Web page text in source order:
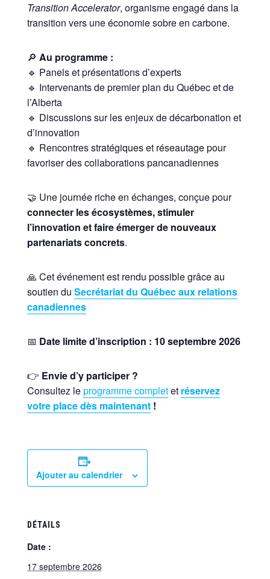
Transition Accelerator, organisme engagé dans la
transition vers une économie sobre en carbone.
🔎 Au programme :
🔹 Panels et présentations d’experts
🔹 Intervenants de premier plan du Québec et de
l’Alberta
🔹 Discussions sur les enjeux de décarbonation et
d’innovation
🔹 Rencontres stratégiques et réseautage pour
favoriser des collaborations pancanadiennes
🤝 Une journée riche en échanges, conçue pour
connecter les écosystèmes, stimuler
l’innovation et faire émerger de nouveaux
partenariats concrets.
🙏 Cet événement est rendu possible grâce au
soutien du Secrétariat du Québec aux relations
canadiennes
📅 Date limite d’inscription : 10 septembre 2026
👉 Envie d’y participer ?
Consultez leprogramme completet réservez
votre place dès maintenant!
Ajouter au calendrier
DÉTAILS
Date :
17 septembre 2026